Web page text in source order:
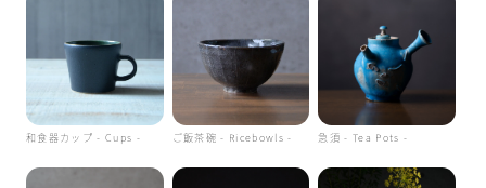
和食器カップ - Cups - ご飯茶碗 - Ricebowls - 急須 - Tea Pots -